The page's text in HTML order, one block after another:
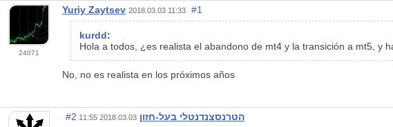
24071
Yuriy Zaytsev 2018.03.03 11:33 #1
kurdd:
Hola a todos, ¿es realista el abandono de mt4 y la transición a mt5, y
No, no es realista en los próximos años
הטרנסצנדנטלי בעל-חזון 2018.03.03 11:55
#2